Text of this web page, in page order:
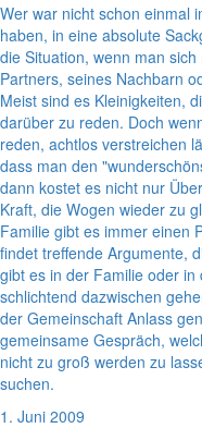
Wer war nicht schon einmal
haben, in eine absolute
die Situation, wenn man
Partners, seines Nachbarn
Meist sind es Kleinigkeiten,
darüber zu reden. Doch
reden, achtlos verstreichen
dass man den
dann kostet es nicht nur
Kraft, die Wogen wieder zu
Familie gibt es immer einen
findet treffende Argumente,
gibt es in der Familie oder
schlichtend dazwischen
der Gemeinschaft Anlass
gemeinsame Gespräch,
nicht zu groß werden zu
suchen.
1. Juni 2009